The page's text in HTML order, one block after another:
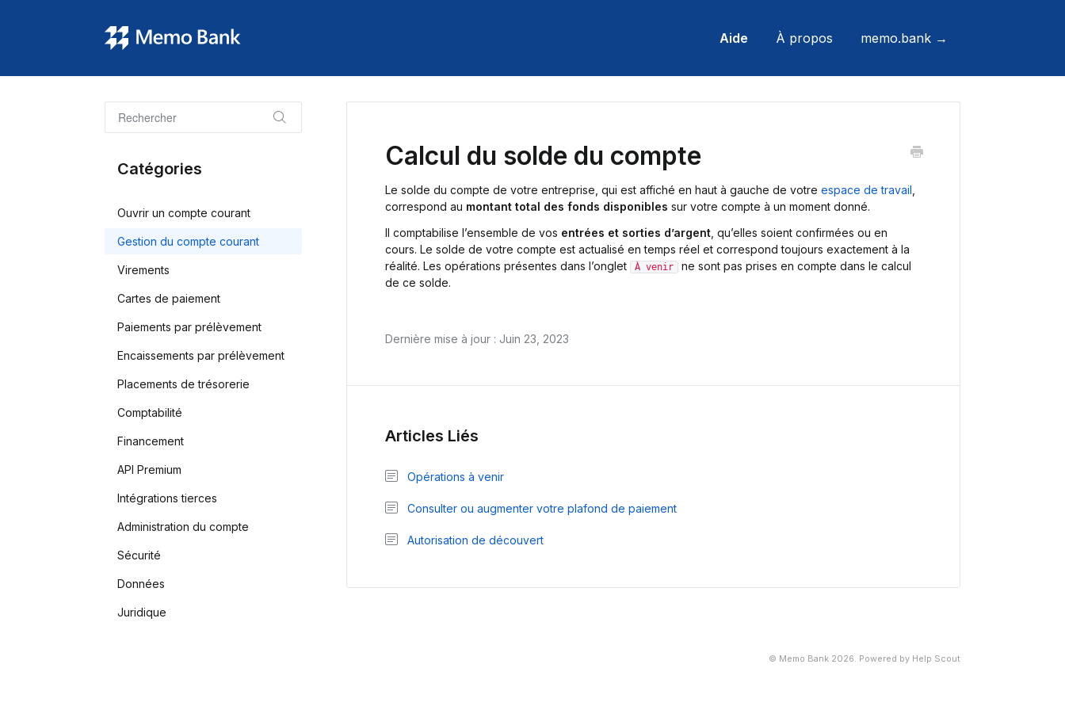
Aide À propos memo.bank →
Calcul du solde du compte
Le solde du compte de votre entreprise, qui est affiché en haut à gauche de votre espace de travail
correspond au montant total des fonds disponibles sur votre compte à un moment donné.
Il comptabilise l’ensemble de vos entrées et sorties d’argent, qu’elles soient confirmées ou en
cours. Le solde de votre compte est actualisé en temps réel et correspond toujours exactement à la
réalité. Les opérations présentes dans l’onglet
À venir ne sont pas prises en compte dans le calcul
de ce solde.
Dernière mise à jour : Juin 23, 2023
Articles Liés
Opérations à venir
Consulter ou augmenter votre plafond de paiement
Autorisation de découvert
Catégories
Ouvrir un compte courant
Gestion du compte courant
Virements
Cartes de paiement
Paiements par prélèvement
Encaissements par prélèvement
Placements de trésorerie
Comptabilité
Financement
API Premium
Intégrations tierces
Administration du compte
Sécurité
Données
Juridique
© Memo Bank 2026. Powered by Help Scout